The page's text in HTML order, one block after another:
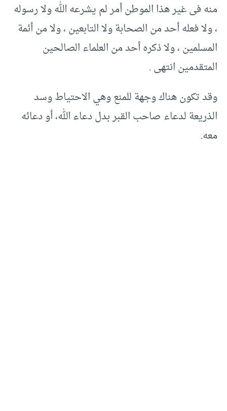
منه فى غير هذا الموطن أمر لم يشرعه الله ولا رسوله
، ولا فعله أحد من الصحابة ولا التابعين ، ولا من أئمة
المسلمين ، ولا ذكره أحد من العلماء الصالحين
المتقدمين انتهى .‏
وقد تكون هناك وجهة للمنع وهي الاحتياط وسد
الذريعة لدعاء صاحب القبر بدل دعاء الله، أو دعائه
معه.‏